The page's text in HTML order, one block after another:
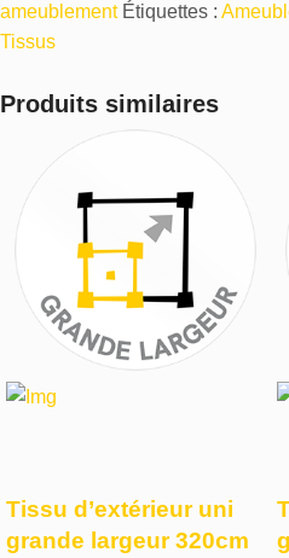
ameublement Étiquettes :
Tissus
Produits similaires
Tissu d’extérieur uni
grande largeur 320cm